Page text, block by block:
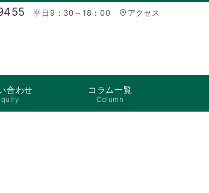
平日9：30～18：00 アクセス
合わせ コラム一覧
Column